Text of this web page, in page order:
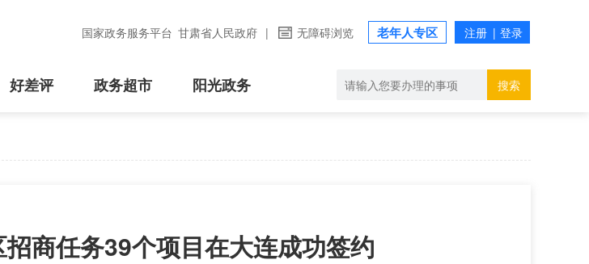
国家政务服务平台 甘肃省人民政府 | 无障碍浏览 老年人专区
好差评 政务超市 阳光政务 搜索
商任务39个项目在大连成功签约